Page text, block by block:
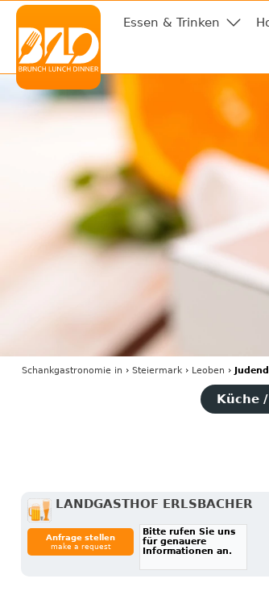
Essen & Trinken
Schankgastronomiein › Steiermark› Leoben ›
Küche
LANDGASTHOF ERLSBACHER
Anfrage stellen
make a request
Bitte rufen Sie uns
für genauere
Informationen an.